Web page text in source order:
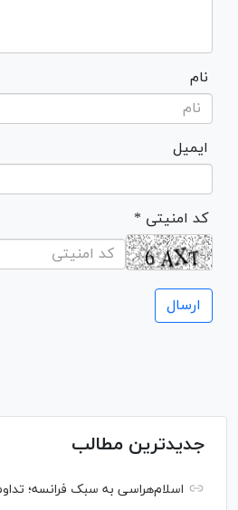
نام
ایمیل
* کد امنیتی
جدیدترین مطالب
اسلام‌هراسی به سبک فرانسه؛